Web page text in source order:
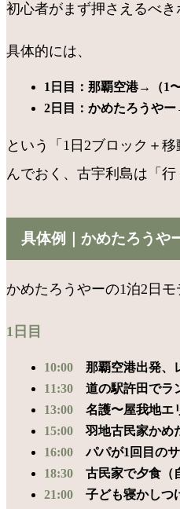
初心者がまず押さえるべ
具体的には、
1日目：那覇空港→（1
2日目：かめたろうや
という「1日2ブロック＋
んでおく、古宇利島は「
具体例｜かめたろうや
かめたろうやーの1泊2日
1日目
10:00 那覇空港出発、
11:30 道の駅許田でラ
13:00 名護〜屋我地エ
15:00 羽地古民家かめ
16:00 パパが1回目の
18:30 古民家で夕食（
21:00 子ども寝かしつ